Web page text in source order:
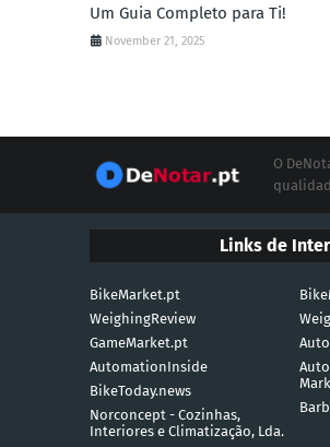
Um Guia Completo para Ti!
November 21, 2025
O
Links de
BikeMarket.pt
WeighingReview
GameMarket.pt
AutomationInside
BikeToday.news
Norconcept - Cozinhas,
Interiores e Climatização, Lda.